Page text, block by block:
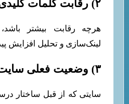
۲) رقابت کلمات کلیدی
هرچه رقابت بیشتر
لینک‌سازی و تحلیل افزایش
۳) وضعیت فعلی سایت
سایتی که از قبل ساختار